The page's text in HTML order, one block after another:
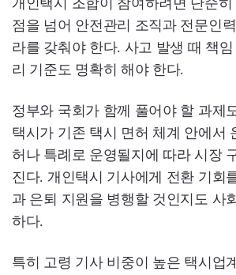
점을 넘어 안전관리 조직과 전문인
라를 갖춰야 한다. 사고 발생 때 책
리 기준도 명확히 해야 한다.
정부와 국회가 함께 풀어야 할 과제
택시가 기존 택시 면허 체계 안에서
허나 특례로 운영될지에 따라 시장
진다. 개인택시 기사에게 전환 기회
과 은퇴 지원을 병행할 것인지도 사
하다.
특히 고령 기사 비중이 높은 택시업